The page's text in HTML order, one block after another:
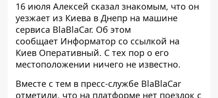
16 июля Алексей сказал знакомым, что он
уезжает из Киева в Днепр на машине
сервиса BlaBlaCar. Об этом
сообщает Информатор со ссылкой на
Киев Оперативный. С тех пор о его
местоположении ничего не известно.
Вместе с тем в пресс-службе BlaBlaCar
отметили, что на платформе нет поездок с